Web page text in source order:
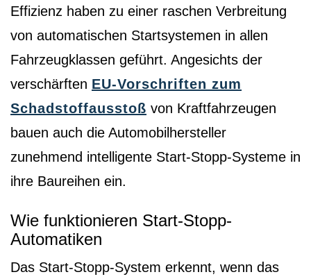
Effizienz haben zu einer raschen Verbreitung
von automatischen Startsystemen in allen
Fahrzeugklassen geführt. Angesichts der
verschärften EU-Vorschriften zum
Schadstoffausstoß von Kraftfahrzeugen
bauen auch die Automobilhersteller
zunehmend intelligente Start-Stopp-Systeme in
ihre Baureihen ein.
Wie funktionieren Start-Stopp-
Automatiken
Das Start-Stopp-System erkennt, wenn das